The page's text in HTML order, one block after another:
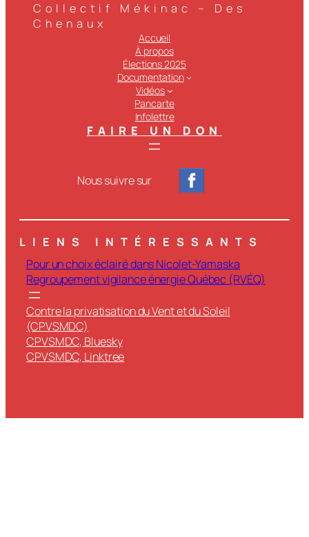
Collectif Mékinac – Des
Chenaux
Accueil
À propos
Élections 2025
Documentation
Vidéos
Pancarte
Infolettre
FAIRE UN DON
Nous suivre sur
LIENS INTÉRESSANTS
Pour un choix éclairé dans Nicolet-Yamaska
Regroupement vigilance énergie Québec (RVÉQ)
Contre la privatisation du Vent et du Soleil
(CPVSMDC)
CPVSMDC, Bluesky
CPVSMDC, Linktree